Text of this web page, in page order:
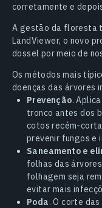
corretamente e
A gestão da floresta
LandViewer, o novo
dossel por meio de
Os métodos mais
doenças das árvores
Prevenção.
tronco antes dos
cotos recém-
prevenir fungos e
Saneamento e
folhas das
folhagem seja
evitar mais
Poda. O corte